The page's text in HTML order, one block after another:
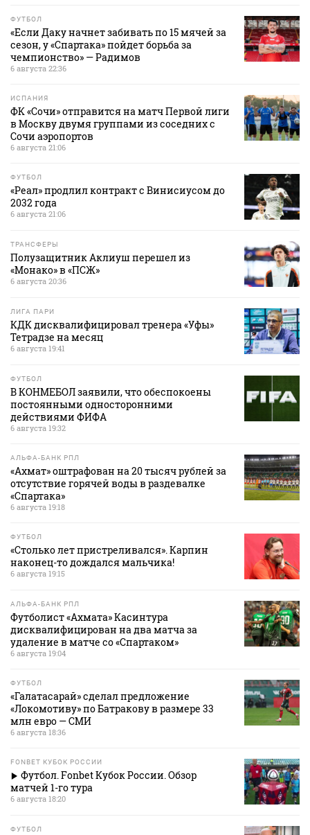
ФУТБОЛ
«Если Даку начнет забивать по 15 мячей за
сезон, у «Спартака» пойдет борьба за
чемпионство» — Радимов
6 августа 22:36
ИСПАНИЯ
ФК «Сочи» отправится на матч Первой лиги
в Москву двумя группами из соседних с
Сочи аэропортов
6 августа 21:06
ФУТБОЛ
«Реал» продлил контракт с Винисиусом до
2032 года
6 августа 21:06
ТРАНСФЕРЫ
Полузащитник Аклиуш перешел из
«Монако» в «ПСЖ»
6 августа 20:36
ЛИГА ПАРИ
КДК дисквалифицировал тренера «Уфы»
Тетрадзе на месяц
6 августа 19:41
ФУТБОЛ
В КОНМЕБОЛ заявили, что обеспокоены
постоянными односторонними
действиями ФИФА
6 августа 19:32
АЛЬФА-БАНК РПЛ
«Ахмат» оштрафован на 20 тысяч рублей за
отсутствие горячей воды в раздевалке
«Спартака»
6 августа 19:18
ФУТБОЛ
«Столько лет пристреливался». Карпин
наконец-то дождался мальчика!
6 августа 19:15
АЛЬФА-БАНК РПЛ
Футболист «Ахмата» Касинтура
дисквалифицирован на два матча за
удаление в матче со «Спартаком»
6 августа 19:04
ФУТБОЛ
«Галатасарай» сделал предложение
«Локомотиву» по Батракову в размере 33
млн евро — СМИ
6 августа 18:36
FONBET КУБОК РОССИИ
Футбол. Fonbet Кубок России. Обзор
матчей 1-го тура
6 августа 18:20
ФУТБОЛ